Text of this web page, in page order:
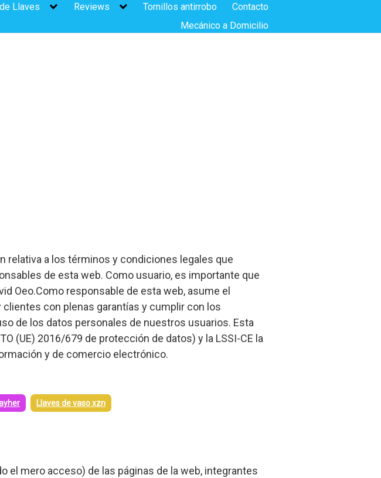
Llaves Reviews Tornillos antirrobo
Contacto
Mecánico a Domicilio
relativa a los términos y condiciones legales que
de esta web. Como usuario, es importante que
Oeo.Como responsable de esta web, asume el
con plenas garantías y cumplir con los
de los datos personales de nuestros usuarios. Esta
(UE) 2016/679 de protección de datos) y la LSSI-CE la
y de comercio electrónico.
Llaves de vaso xzn
el mero acceso) de las páginas de la web, integrantes